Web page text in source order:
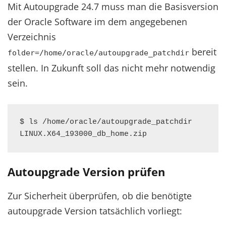
Mit Autoupgrade 24.7 muss man die Basisversion
der Oracle Software im dem angegebenen
Verzeichnis
folder=/home/oracle/autoupgrade_patchdir bereit
stellen. In Zukunft soll das nicht mehr notwendig
sein.
$ ls /home/oracle/autoupgrade_patchdir
LINUX.X64_193000_db_home.zip
Autoupgrade Version prüfen
Zur Sicherheit überprüfen, ob die benötigte
autoupgrade Version tatsächlich vorliegt: